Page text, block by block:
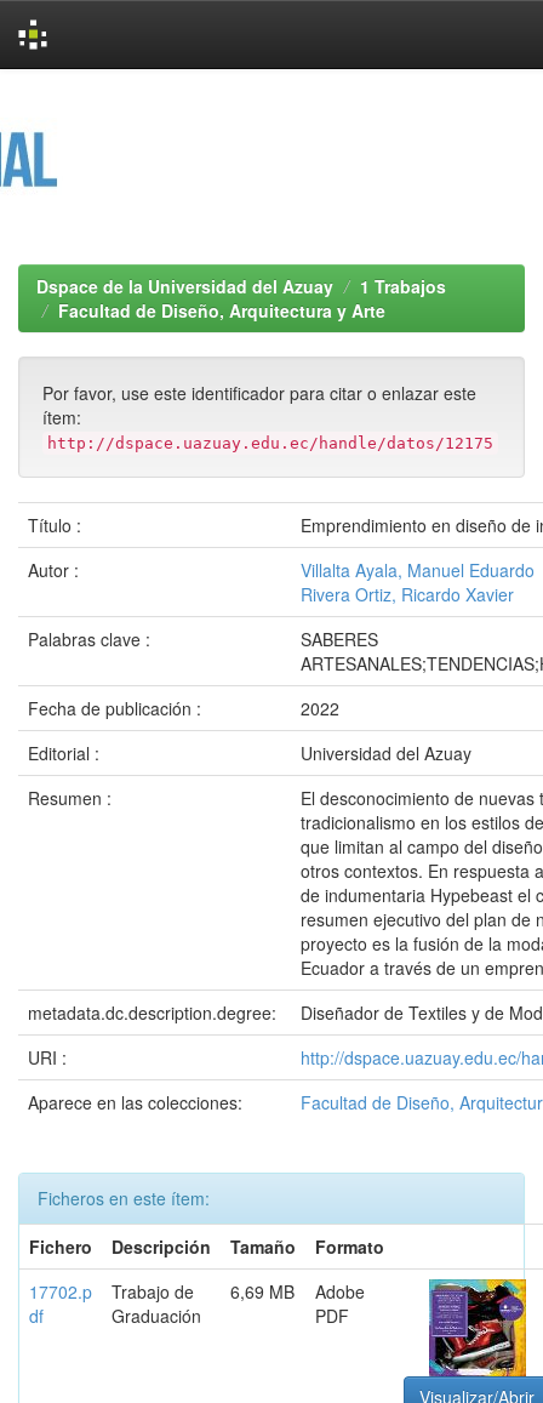
Dspace de la Universidad del Azuay
1 Trabajos
Facultad de Diseño, Arquitectura y Arte
Por favor, use este identificador para citar o enlazar este
ítem:
http://dspace.uazuay.edu.ec/handle/datos/12175
Título :
Emprendimiento en diseño de
Autor :
Villalta Ayala, Manuel Eduardo
Rivera Ortiz, Ricardo Xavier
Palabras clave :
SABERES
Fecha de publicación :
2022
Editorial :
Universidad del Azuay
Resumen :
El desconocimiento de
tradicionalismo en los estilos
que limitan al campo del
otros contextos. En respuesta
de indumentaria Hypebeast el
resumen ejecutivo del plan de
proyecto es la fusión de la
Ecuador a través de un
metadata.dc.description.degree:
Diseñador de Textiles y de
URI :
http://dspace.uazuay.edu.ec/
Aparece en las colecciones:
Facultad de Diseño,
Ficheros en este ítem:
Fichero
Descripción Tamaño
Formato
17702.p
df
Trabajo de
Graduación
6,69 MB
Adobe
PDF
Visualizar/Abrir